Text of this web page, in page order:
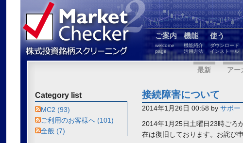
ご案内
welcome
page
機能
機能紹介
活用方法
使う
ダウンロード
インストール
最新 アー
接続障害について
2014年1月26日 00:58 by サポー
2014年1月25日土曜日23時ごろ
在は復旧しております。お詫び
Category list
MC2 (93)
ご利用のお客様へ (101)
全般 (7)